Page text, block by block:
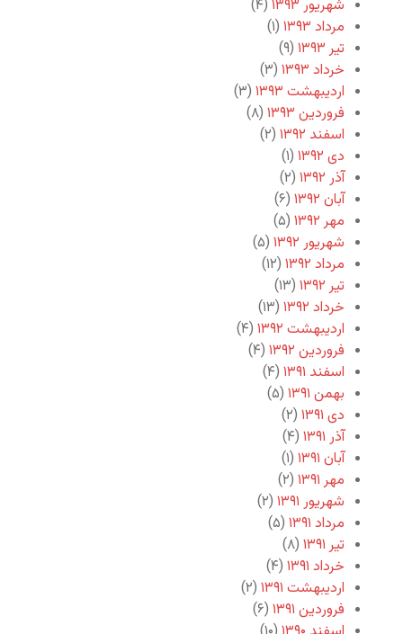
شهریور ۱۳۹۳
(۴)
مرداد ۱۳۹۳
(۱)
تیر ۱۳۹۳
(۹)
خرداد ۱۳۹۳
(۳)
اردیبهشت ۱۳۹۳
(۳)
فروردین ۱۳۹۳
(۸)
اسفند ۱۳۹۲
(۲)
دی ۱۳۹۲
(۱)
آذر ۱۳۹۲
(۲)
آبان ۱۳۹۲
(۶)
مهر ۱۳۹۲
(۵)
شهریور ۱۳۹۲
(۵)
مرداد ۱۳۹۲
(۱۲)
تیر ۱۳۹۲
(۱۳)
خرداد ۱۳۹۲
(۱۳)
اردیبهشت ۱۳۹۲
(۴)
فروردین ۱۳۹۲
(۴)
اسفند ۱۳۹۱
(۴)
بهمن ۱۳۹۱
(۵)
دی ۱۳۹۱
(۲)
آذر ۱۳۹۱
(۴)
آبان ۱۳۹۱
(۱)
مهر ۱۳۹۱
(۲)
شهریور ۱۳۹۱
(۲)
مرداد ۱۳۹۱
(۵)
تیر ۱۳۹۱
(۸)
خرداد ۱۳۹۱
(۴)
اردیبهشت ۱۳۹۱
(۲)
فروردین ۱۳۹۱
(۶)